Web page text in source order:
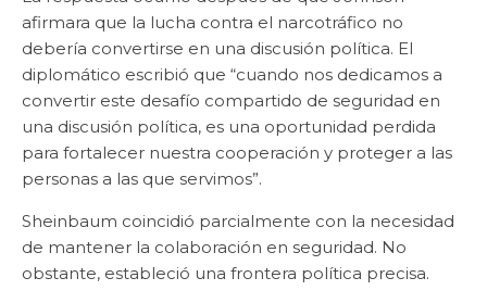
afirmara que la lucha contra el narcotráfico no
debería convertirse en una discusión política. El
diplomático escribió que “cuando nos dedicamos a
convertir este desafío compartido de seguridad en
una discusión política, es una oportunidad perdida
para fortalecer nuestra cooperación y proteger a las
personas a las que servimos”.
Sheinbaum coincidió parcialmente con la necesidad
de mantener la colaboración en seguridad. No
obstante, estableció una frontera política precisa.